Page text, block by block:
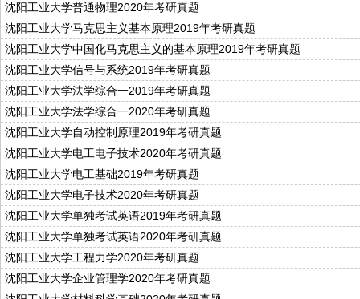
沈阳工业大学普通物理2020年考研真题
沈阳工业大学马克思主义基本原理2019年考研真题
沈阳工业大学中国化马克思主义的基本原理2019年考研真题
沈阳工业大学信号与系统2019年考研真题
沈阳工业大学法学综合一2019年考研真题
沈阳工业大学法学综合一2020年考研真题
沈阳工业大学自动控制原理2019年考研真题
沈阳工业大学电工电子技术2020年考研真题
沈阳工业大学电工基础2019年考研真题
沈阳工业大学电子技术2020年考研真题
沈阳工业大学单独考试英语2019年考研真题
沈阳工业大学单独考试英语2020年考研真题
沈阳工业大学工程力学2020年考研真题
沈阳工业大学企业管理学2020年考研真题